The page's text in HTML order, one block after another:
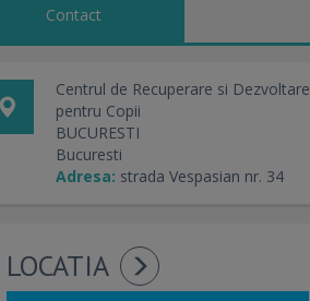
Contact
Centrul de Recuperare si Dezvoltare
pentru Copii
BUCURESTI
Bucuresti
Adresa: strada Vespasian nr. 34
LOCATIA